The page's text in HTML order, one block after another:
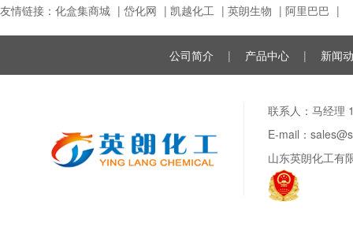
友情链接： 化盒集商城 | 岱化网 | 凯越化工 | 英朗生物 | 阿里巴巴 |
公司简介 | 产品中心 | 新闻
联系人：马经理
E-mail：
山东英朗化工有